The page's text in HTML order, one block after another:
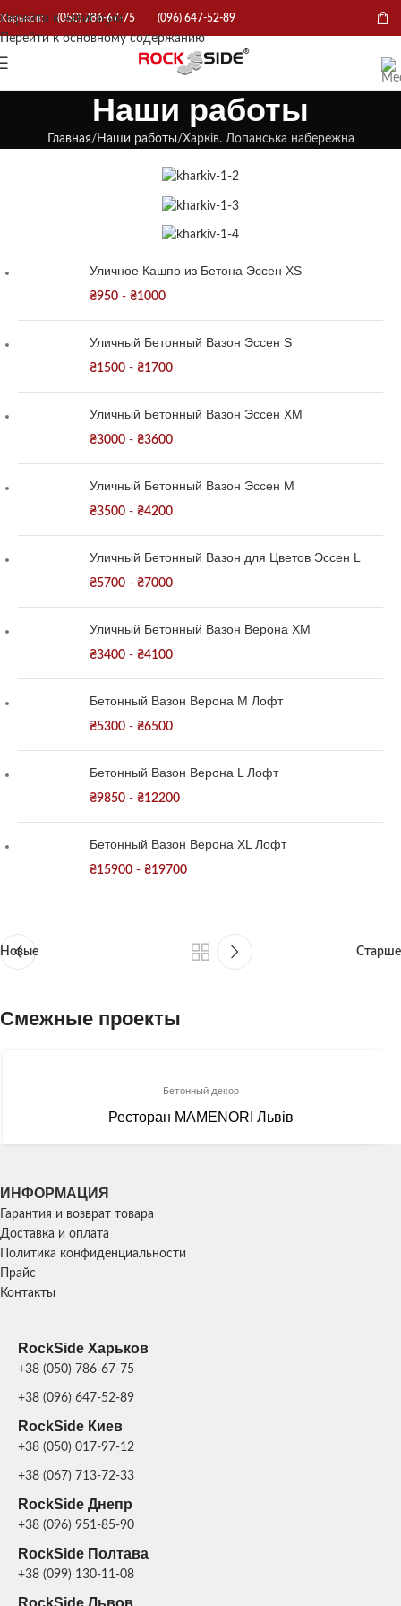
Перейти к навигации
Перейти к основному содержанию
Харьков: (050) 786-67-75 (096) 647-52-89
Наши работы
Главная Наши работы Харків. Лопанська набережна
Уличное Кашпо из Бетона Эссен XS
₴950 - ₴1000
Уличный Бетонный Вазон Эссен S
₴1500 - ₴1700
Уличный Бетонный Вазон Эссен XM
₴3000 - ₴3600
Уличный Бетонный Вазон Эссен M
₴3500 - ₴4200
Уличный Бетонный Вазон для Цветов Эссен L
₴5700 - ₴7000
Уличный Бетонный Вазон Верона XM
₴3400 - ₴4100
Бетонный Вазон Верона М Лофт
₴5300 - ₴6500
Бетонный Вазон Верона L Лофт
₴9850 - ₴12200
Бетонный Вазон Верона XL Лофт
₴15900 - ₴19700
Новые Старше
Смежные проекты
Бетонный декор
Ресторан MAMENORI Львів
ИНФОРМАЦИЯ
Гарантия и возврат товара
Доставка и оплата
Политика конфиденциальности
Прайс
Контакты
RockSide Харьков
+38 (050) 786-67-75
+38 (096) 647-52-89
RockSide Киев
+38 (050) 017-97-12
+38 (067) 713-72-33
RockSide Днепр
+38 (096) 951-85-90
RockSide Полтава
+38 (099) 130-11-08